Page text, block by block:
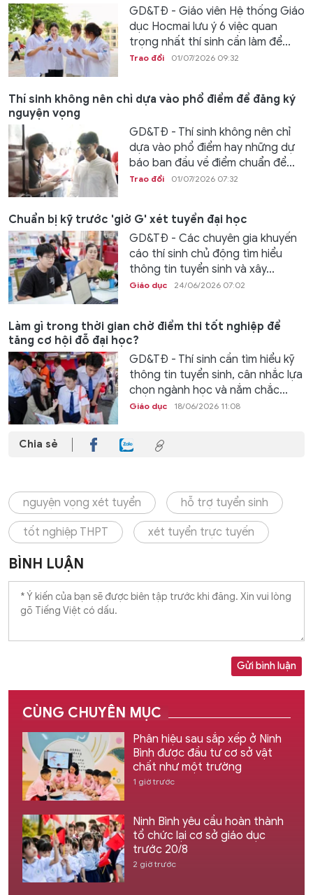
GD&TĐ - Giáo viên Hệ thống Giáo
dục Hocmai lưu ý 6 việc quan
trọng nhất thí sinh cần làm để...
Trao đổi 01/07/2026 09:32
Thí sinh không nên chỉ dựa vào phổ điểm để đăng ký
nguyện vọng
GD&TĐ - Thí sinh không nên chỉ
dựa vào phổ điểm hay những dự
báo ban đầu về điểm chuẩn để...
Trao đổi 01/07/2026 07:32
Chuẩn bị kỹ trước 'giờ G' xét tuyển đại học
GD&TĐ - Các chuyên gia khuyến
cáo thí sinh chủ động tìm hiểu
thông tin tuyển sinh và xây...
Giáo dục 24/06/2026 07:02
Làm gì trong thời gian chờ điểm thi tốt nghiệp để
tăng cơ hội đỗ đại học?
GD&TĐ - Thí sinh cần tìm hiểu kỹ
thông tin tuyển sinh, cân nhắc lựa
chọn ngành học và nắm chắc...
Giáo dục 18/06/2026 11:08
Chia sẻ
nguyện vọng xét tuyển hỗ trợ tuyển sinh
tốt nghiệp THPT xét tuyển trực tuyến
BÌNH LUẬN
Gửi bình luận
CÙNG CHUYÊN MỤC
Phân hiệu sau sắp xếp ở Ninh
Bình được đầu tư cơ sở vật
chất như một trường
1 giờ trước
Ninh Bình yêu cầu hoàn thành
tổ chức lại cơ sở giáo dục
trước 20/8
2 giờ trước